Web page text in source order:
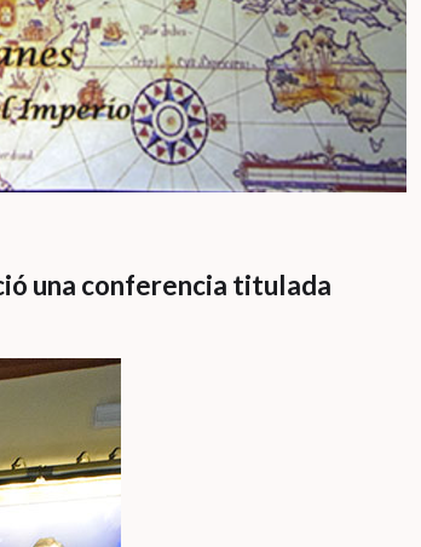
una conferencia titulada